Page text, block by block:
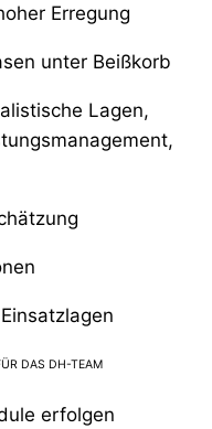
Erregung
unter Beißkorb
Lagen,
DAS DH-TEAM
erfolgen